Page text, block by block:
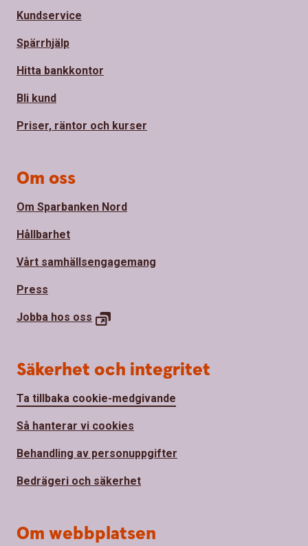
Kundservice
Spärrhjälp
Hitta bankkontor
Bli kund
Priser, räntor och kurser
Om oss
Om Sparbanken Nord
Hållbarhet
Vårt samhällsengagemang
Press
Jobba hos oss
Säkerhet och integritet
Ta tillbaka cookie-medgivande
Så hanterar vi cookies
Behandling av personuppgifter
Bedrägeri och säkerhet
Om webbplatsen